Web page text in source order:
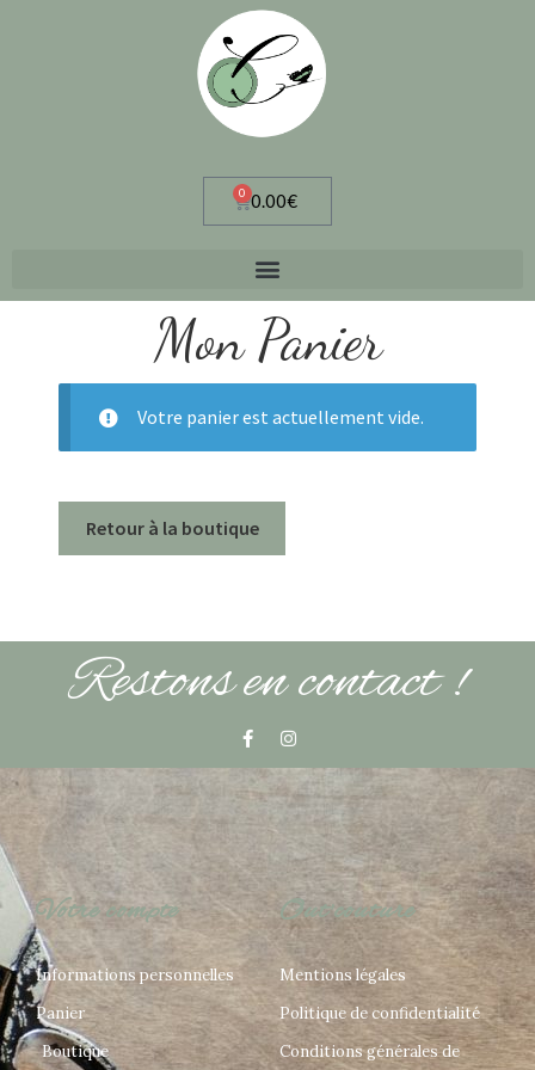
0.00€
0
Mon Panier
Votre panier est actuellement vide.
Retour à la boutique
Restons en contact !
Votre compte
Informations personnelles
Panier
Boutique
Out'couture
Mentions légales
Politique de confidentialité
Conditions générales de